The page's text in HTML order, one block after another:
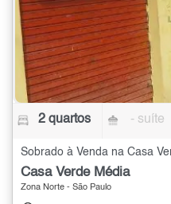
2 quartos - suíte
Sobrado à Venda na Casa
Casa Verde Média
Zona Norte - São Paulo